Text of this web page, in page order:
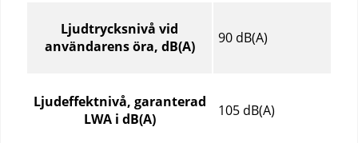
buller
specifikationer
för
Ljudtrycksnivå vid
användarens öra, dB(A)
90 dB(A)
Ljudeffektnivå, garanterad
LWA i dB(A)
105 dB(A)